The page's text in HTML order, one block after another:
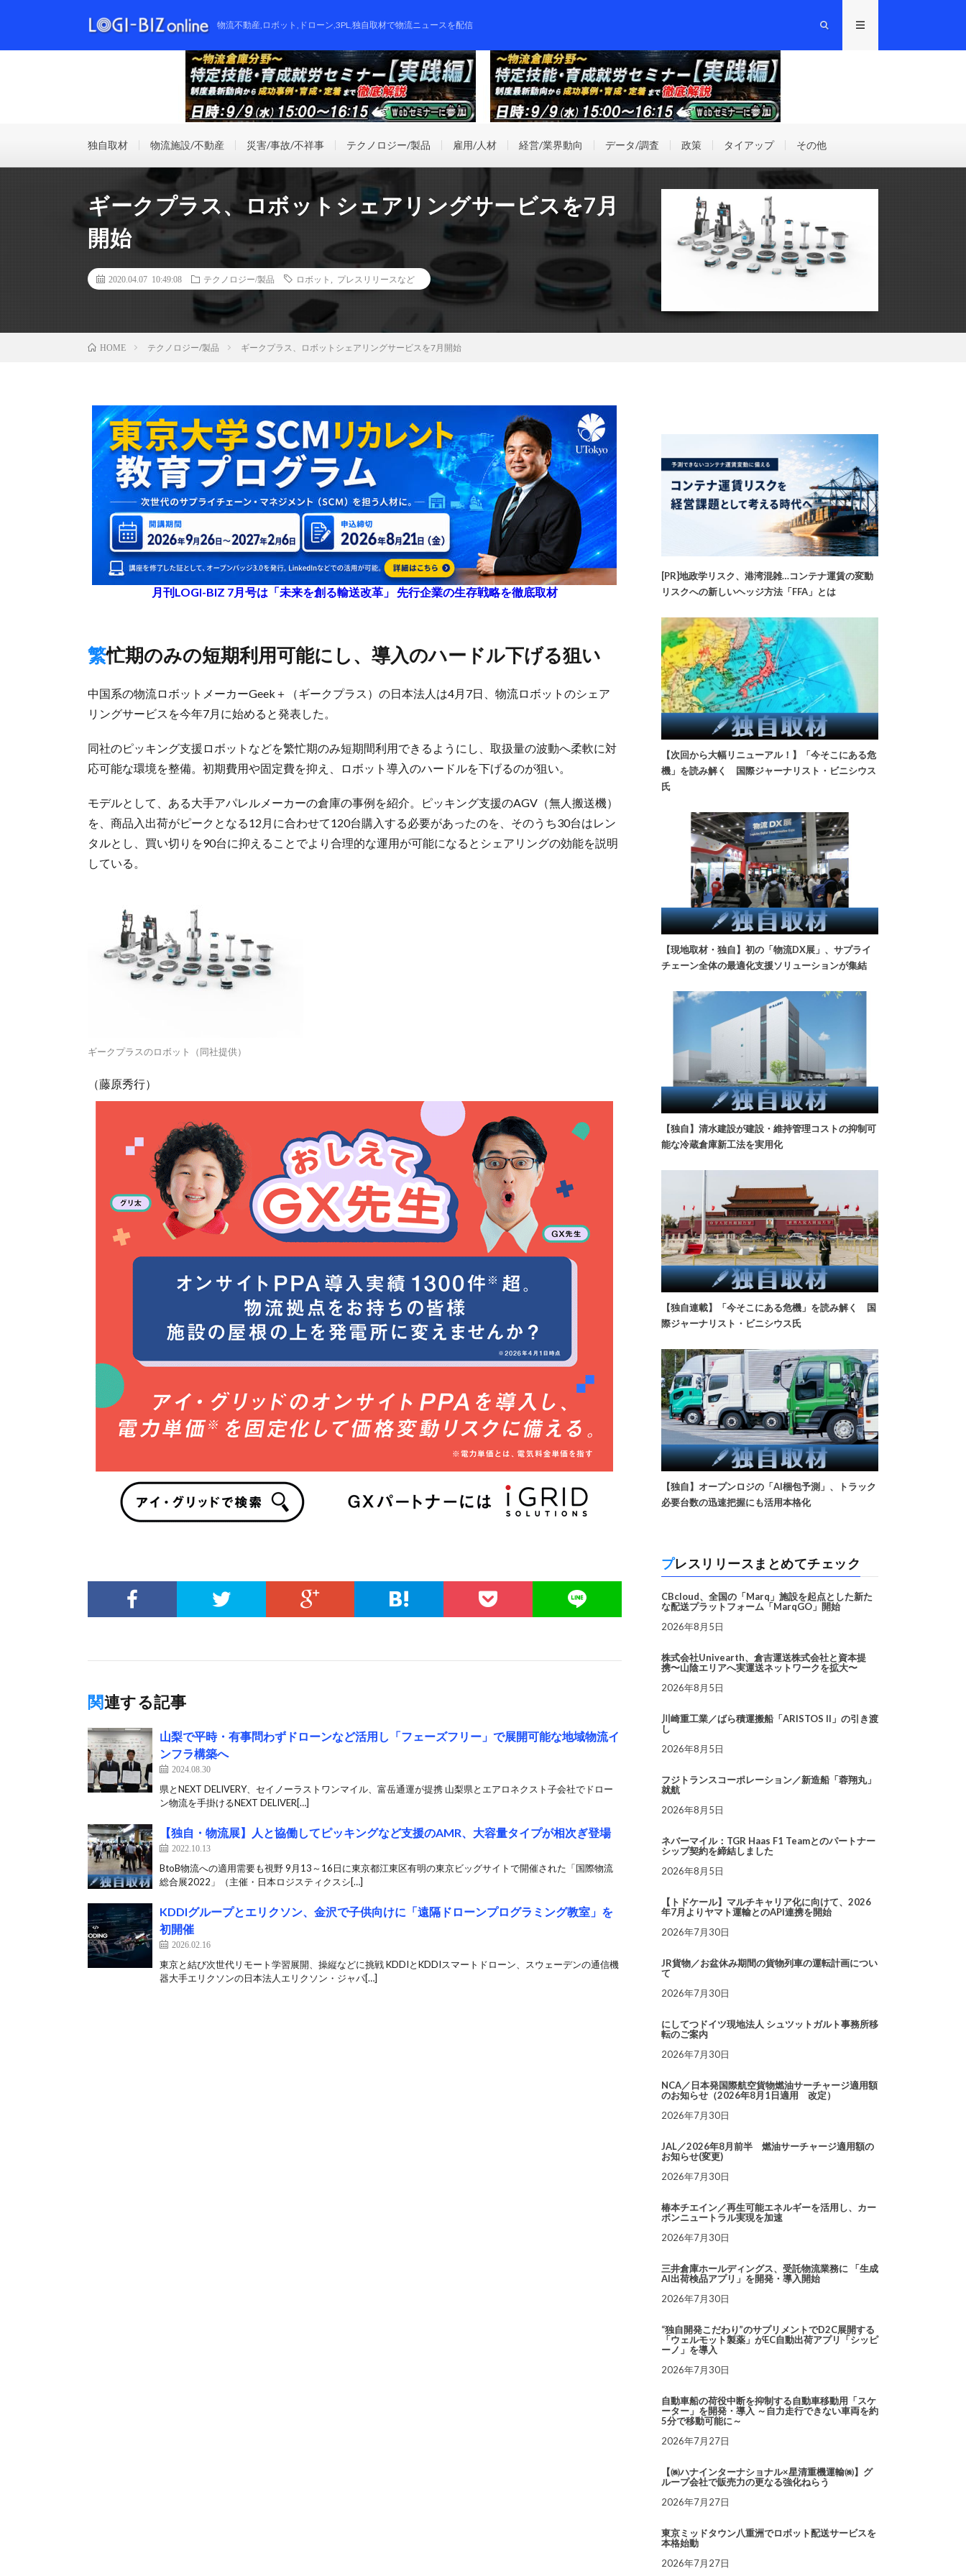
物流不動産,ロボット,ドローン,3PL,独自取材で物流ニュースを配信
独自取材 物流施設/不動産 災害/事故/不祥事 テクノロジー/製品 雇用/人材 経営/業界動向 データ/調査 政策 タイアップ その他
ギークプラス、ロボットシェアリングサービスを7月
開始
2020.04.07 10:49:08 テクノロジー/製品 ロボット プレスリリースなど
HOME テクノロジー/製品 ギークプラス、ロボットシェアリングサービスを7月開始
月刊LOGI-BIZ 7月号は「未来を創る輸送改革」 先行企業の生存戦略を徹底取材
繁忙期のみの短期利用可能にし、導入のハードル下げる狙い
中国系の物流ロボットメーカーGeek＋（ギークプラス）の日本法人は4月7日、物流ロボットのシェア
リングサービスを今年7月に始めると発表した。
同社のピッキング支援ロボットなどを繁忙期のみ短期間利用できるようにし、取扱量の波動へ柔軟に対
応可能な環境を整備。初期費用や固定費を抑え、ロボット導入のハードルを下げるのが狙い。
モデルとして、ある大手アパレルメーカーの倉庫の事例を紹介。ピッキング支援のAGV（無人搬送機）
を、商品入出荷がピークとなる12月に合わせて120台購入する必要があったのを、そのうち30台はレン
タルとし、買い切りを90台に抑えることでより合理的な運用が可能になるとシェアリングの効能を説明
している。
ギークプラスのロボット（同社提供）
（藤原秀行）
関連する記事
山梨で平時・有事問わずドローンなど活用し「フェーズフリー」で展開可能な地域物流イ
ンフラ構築へ
2024.08.30
県とNEXT DELIVERY、セイノーラストワンマイル、富岳通運が提携 山梨県とエアロネクスト子会社でドロー
ン物流を手掛けるNEXT DELIVER[…]
【独自・物流展】人と協働してピッキングなど支援のAMR、大容量タイプが相次ぎ登場
2022.10.13
BtoB物流への適用需要も視野 9月13～16日に東京都江東区有明の東京ビッグサイトで開催された「国際物流
総合展2022」（主催・日本ロジスティクスシ[…]
KDDIグループとエリクソン、金沢で子供向けに「遠隔ドローンプログラミング教室」を
初開催
2026.02.16
東京と結び次世代リモート学習展開、操縦などに挑戦 KDDIとKDDIスマートドローン、スウェーデンの通信機
器大手エリクソンの日本法人エリクソン・ジャパ[…]
[PR]地政学リスク、港湾混雑…コンテナ運賃の変動
リスクへの新しいヘッジ方法「FFA」とは
【次回から大幅リニューアル！】「今そこにある危
機」を読み解く 国際ジャーナリスト・ビニシウス
氏
【現地取材・独自】初の「物流DX展」、サプライ
チェーン全体の最適化支援ソリューションが集結
【独自】清水建設が建設・維持管理コストの抑制可
能な冷蔵倉庫新工法を実用化
【独自連載】「今そこにある危機」を読み解く 国
際ジャーナリスト・ビニシウス氏
【独自】オープンロジの「AI梱包予測」、トラック
必要台数の迅速把握にも活用本格化
プレスリリースまとめてチェック
CBcloud、全国の「Marq」施設を起点とした新た
な配送プラットフォーム「MarqGO」開始
2026年8月5日
株式会社Univearth、倉吉運送株式会社と資本提
携〜山陰エリアへ実運送ネットワークを拡大〜
2026年8月5日
川崎重工業／ばら積運搬船「ARISTOS II」の引き渡
し
2026年8月5日
フジトランスコーポレーション／新造船「蓉翔丸」
就航
2026年8月5日
ネバーマイル：TGR Haas F1 Teamとのパートナー
シップ契約を締結しました
2026年8月5日
【トドケール】マルチキャリア化に向けて、2026
年7月よりヤマト運輸とのAPI連携を開始
2026年7月30日
JR貨物／お盆休み期間の貨物列車の運転計画につい
て
2026年7月30日
にしてつドイツ現地法人 シュツットガルト事務所移
転のご案内
2026年7月30日
NCA／日本発国際航空貨物燃油サーチャージ適用額
のお知らせ（2026年8月1日適用 改定）
2026年7月30日
JAL／2026年8月前半 燃油サーチャージ適用額の
お知らせ(変更)
2026年7月30日
椿本チエイン／再生可能エネルギーを活用し、カー
ボンニュートラル実現を加速
2026年7月30日
三井倉庫ホールディングス、受託物流業務に 「生成
AI出荷検品アプリ」を開発・導入開始
2026年7月30日
“独自開発こだわり”のサプリメントでD2C展開する
「ウェルモット製薬」がEC自動出荷アプリ「シッピ
ーノ」を導入
2026年7月30日
自動車船の荷役中断を抑制する自動車移動用「スケ
ーター」を開発・導入 ～自力走行できない車両を約
5分で移動可能に～
2026年7月27日
【㈱ハナインターナショナル×星清重機運輸㈱】グ
ループ会社で販売力の更なる強化ねらう
2026年7月27日
東京ミッドタウン八重洲でロボット配送サービスを
本格始動
2026年7月27日